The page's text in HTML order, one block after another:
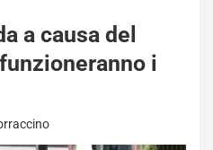
a causa del
i